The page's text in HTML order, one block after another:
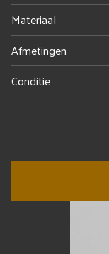
Materiaal
Afmetingen
Conditie